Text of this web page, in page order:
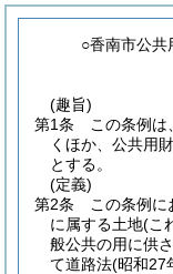
○香南市公共
(趣旨)
第1条
この条例
くほか、公共用
とする。
(定義)
第2条
この条例
に属する土地(こ
般公共の用に供
て道路法(昭和27